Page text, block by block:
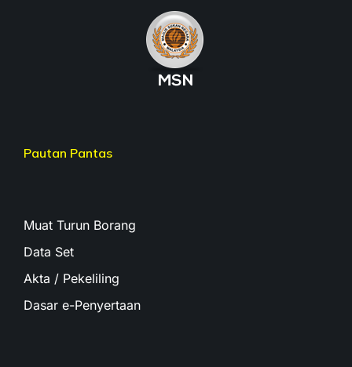
Pautan Pantas
Muat Turun Borang
Data Set
Akta / Pekeliling
Dasar e-Penyertaan